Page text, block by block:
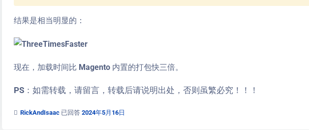
结果是相当明显的：
现在，加载时间比 Magento 内置的打包快三倍。
PS：如需转载，请留言，转载后请说明出处，否则虽繁必究！！！
RickAndIsaac 已回答 2024年5月16日